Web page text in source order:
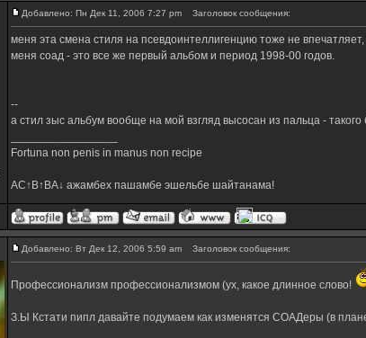
Добавлено: Пн Дек 11, 2006 7:27 pm Заголовок сообщения:
меня эта смена стиля на псевдоинтеллигенцию тоже не
меня соад - это все же первый альбом и период 1998-00 годов.
--
а стил зыс альбум вообще на мой взгляд высосан из пальца -
Fortuna non penis in manus non recipe
AC↑B↑BA↓ ажамбех пашамбе эшельбе шайтанама!
Добавлено: Вт Дек 12, 2006 5:59 am Заголовок сообщения:
Профессионализм профессионализмом (ух, какое длинное слово!
З.Ы Кстати пипл давайте подумаем как изменятся СОАДеры (в